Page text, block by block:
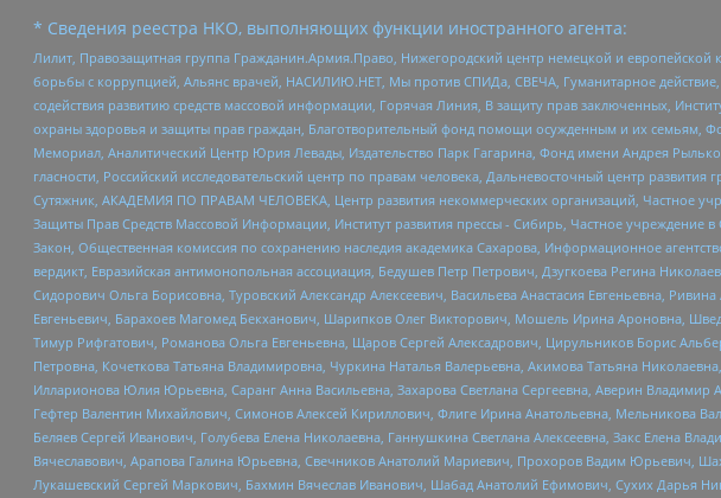
* Сведения реестра НКО, выполняющих функции иностранного агента:
Лилит, Правозащитная группа Гражданин.Армия.Право, Нижегородский центр немецкой и
борьбы с коррупцией, Альянс врачей, НАСИЛИЮ.НЕТ, Мы против СПИДа, СВЕЧА, Гуманитарное
содействия развитию средств массовой информации, Горячая Линия, В защиту прав заключенных,
охраны здоровья и защиты прав граждан, Благотворительный фонд помощи осужденным и их семьям,
Мемориал, Аналитический Центр Юрия Левады, Издательство Парк Гагарина, Фонд имени Андрея
гласности, Российский исследовательский центр по правам человека, Дальневосточный центр
Сутяжник, АКАДЕМИЯ ПО ПРАВАМ ЧЕЛОВЕКА, Центр развития некоммерческих организаций, Частное
Защиты Прав Средств Массовой Информации, Институт развития прессы - Сибирь, Частное
Закон, Общественная комиссия по сохранению наследия академика Сахарова, Информационное
вердикт, Евразийская антимонопольная ассоциация, Бедушев Петр Петрович, Дзугкоева Регина
Сидорович Ольга Борисовна, Туровский Александр Алексеевич, Васильева Анастасия Евгеньевна,
Евгеньевич, Барахоев Магомед Бекханович, Шарипков Олег Викторович, Мошель Ирина Ароновна,
Тимур Рифгатович, Романова Ольга Евгеньевна, Щаров Сергей Алексадрович, Цирульников Борис
Петровна, Кочеткова Татьяна Владимировна, Чуркина Наталья Валерьевна, Акимова Татьяна
Илларионова Юлия Юрьевна, Саранг Анна Васильевна, Захарова Светлана Сергеевна, Аверин
Гефтер Валентин Михайлович, Симонов Алексей Кириллович, Флиге Ирина Анатольевна, Мельникова
Беляев Сергей Иванович, Голубева Елена Николаевна, Ганнушкина Светлана Алексеевна, Закс Елена
Вячеславович, Арапова Галина Юрьевна, Свечников Анатолий Мариевич, Прохоров Вадим Юрьевич,
Лукашевский Сергей Маркович, Бахмин Вячеслав Иванович, Шабад Анатолий Ефимович, Сухих Дарья